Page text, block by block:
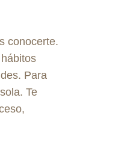
conocerte.
Para
Te